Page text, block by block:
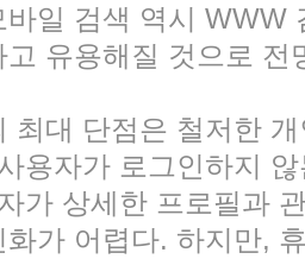
일 검색 역시 WWW
유용해질 것으로 전
최대 단점은 철저한
용자가 로그인하지
가 상세한 프로필과
화가 어렵다. 하지만,